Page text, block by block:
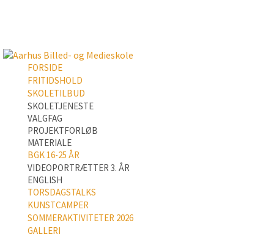
FORSIDE
FRITIDSHOLD
SKOLETILBUD
SKOLETJENESTE
VALGFAG
PROJEKTFORLØB
MATERIALE
BGK 16-25 ÅR
VIDEOPORTRÆTTER 3. ÅR
ENGLISH
TORSDAGSTALKS
KUNSTCAMPER
SOMMERAKTIVITETER 2026
GALLERI